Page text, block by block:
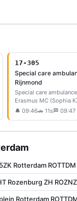
17-305
Special care
Rijnmond
Special care ambulance
Erasmus MC (Sophia
🔔 09:46🚗 11s 🏁 09:47
Rotterdam
Rozenburg ZH
Rotterdam